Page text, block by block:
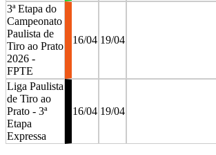
3ª Etapa do
Campeonato
Paulista de
Tiro ao Prato
2026 -
FPTE
16/04 19/04
Liga Paulista
de Tiro ao
Prato - 3ª
Etapa
Expressa
16/04 19/04